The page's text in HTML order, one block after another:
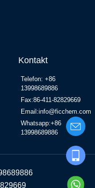
Kontakt
Telefon: +86
13998689886
Fax:86-411-82829669
Email:info@ficchem.com
Whatsapp:+86
13998689886